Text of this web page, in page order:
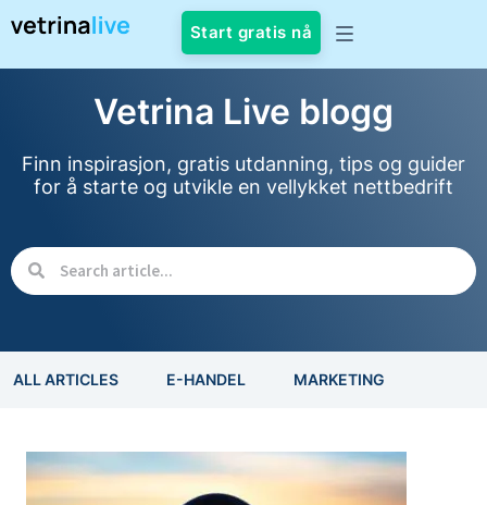
Start gratis nå
Vetrina Live blogg
Finn inspirasjon, gratis utdanning, tips og guider
for å starte og utvikle en vellykket nettbedrift
ALL ARTICLES E-HANDEL MARKETING